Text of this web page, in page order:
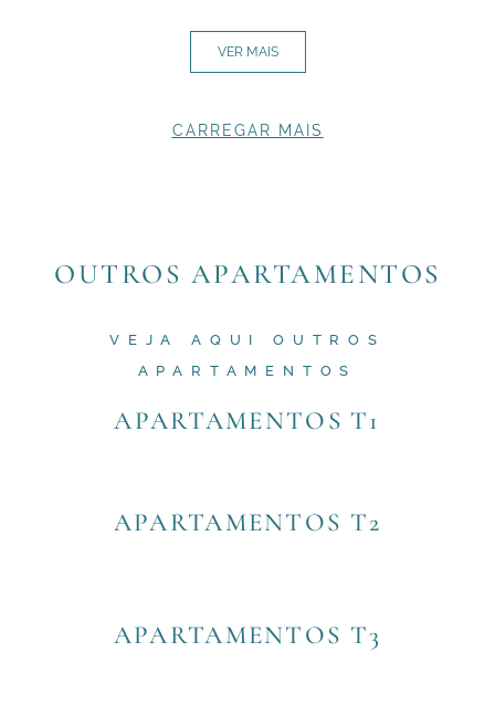
VER MAIS
CARREGAR MAIS
OUTROS APARTAMENTOS
VEJA AQUI OUTROS
APARTAMENTOS
APARTAMENTOS T1
APARTAMENTOS T2
APARTAMENTOS T3